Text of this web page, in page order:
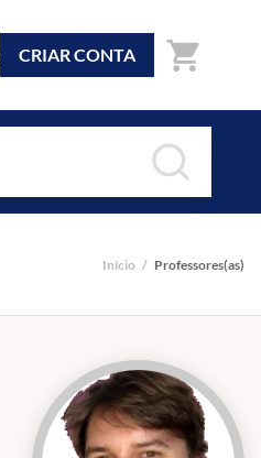
CRIAR CONTA shopping_cart
Início / Professores(as)